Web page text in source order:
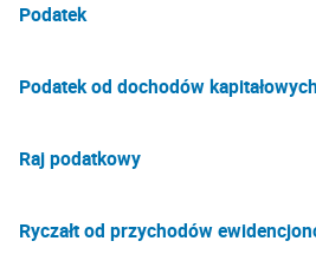
Podatek
Podatek od dochodów
Raj podatkowy
Ryczałt od przychodów